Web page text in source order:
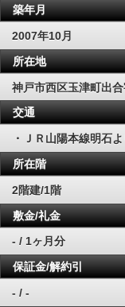
築年月
2007年10月
所在地
神戸市西区玉津町出
交通
・ＪＲ山陽本線明石
所在階
2階建/1階
敷金/礼金
- / 1ヶ月分
保証金/解約引
- / -